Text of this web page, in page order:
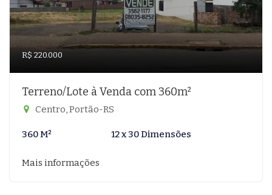
R$ 220.000
Terreno/Lote à Venda com 360m²
Centro, Portão-RS
360 M² 12 x 30 Dimensões
Mais informações